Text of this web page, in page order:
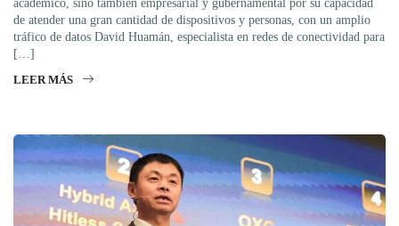
académico, sino también empresarial y gubernamental por su capacidad
de atender una gran cantidad de dispositivos y personas, con un amplio
tráfico de datos David Huamán, especialista en redes de conectividad para
[…]
LEER MÁS